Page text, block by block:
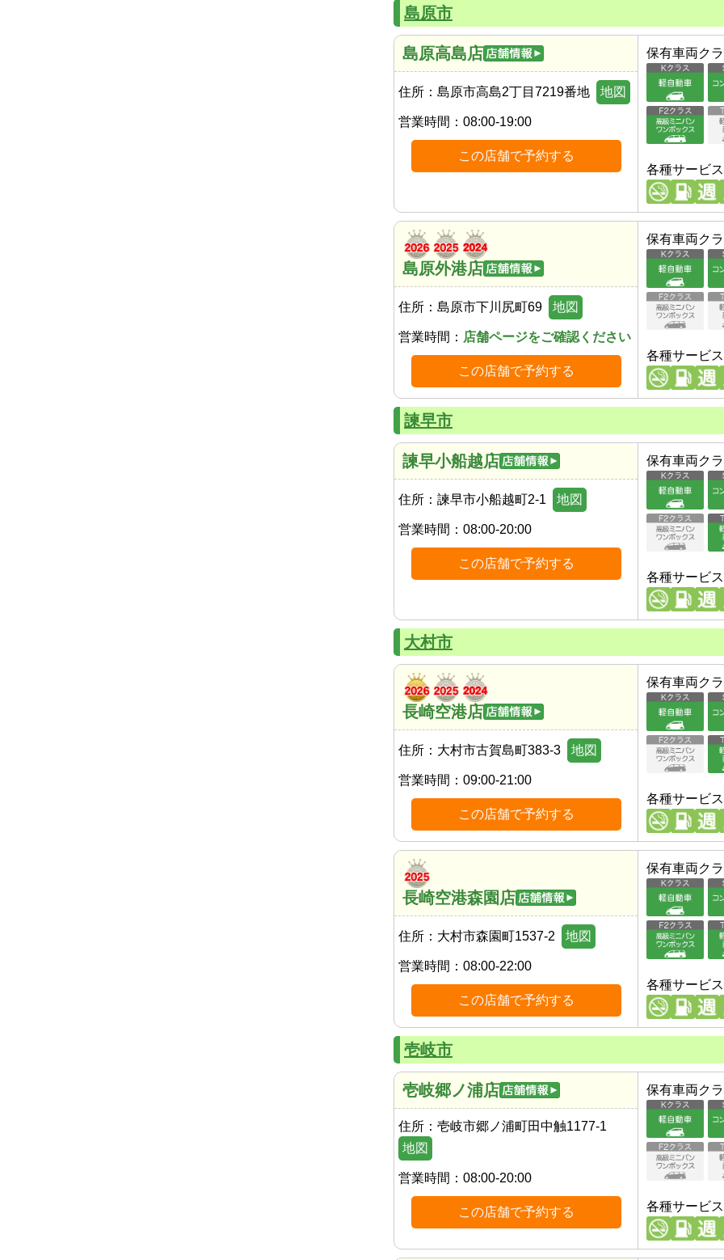
島原市
島原高島店
住所： 島原市高島2丁目7219番地 地図
営業時間： 08:00-19:00
この店舗で予約する
保有車両ク
各種サービス
島原外港店
住所： 島原市下川尻町69 地図
営業時間： 店舗ページをご確認ください
この店舗で予約する
保有車両ク
各種サービス
諫早市
諫早小船越店
住所： 諫早市小船越町2-1 地図
営業時間： 08:00-20:00
この店舗で予約する
保有車両ク
各種サービス
大村市
長崎空港店
住所： 大村市古賀島町383-3 地図
営業時間： 09:00-21:00
この店舗で予約する
保有車両ク
各種サービス
長崎空港森園店
住所： 大村市森園町1537-2 地図
営業時間： 08:00-22:00
この店舗で予約する
保有車両ク
各種サービス
壱岐市
壱岐郷ノ浦店
住所： 壱岐市郷ノ浦町田中触1177-1
地図
営業時間： 08:00-20:00
この店舗で予約する
保有車両ク
各種サービス